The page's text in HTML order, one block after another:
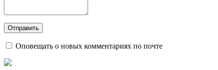
Оповещать о новых комментариях по почте